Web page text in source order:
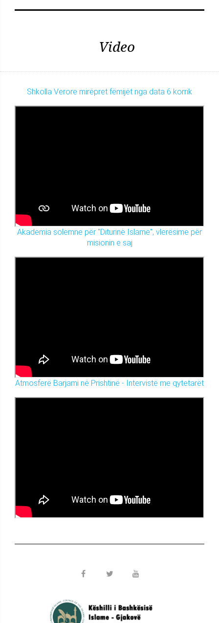
Video
Shkolla Verore mirëpret fëmijët nga data 6 korrik
Akademia solemne për "Diturinë Islame", vlerësime për
misionin e saj
Atmosferë Barjami në Prishtinë - Intervistë me qytetarët